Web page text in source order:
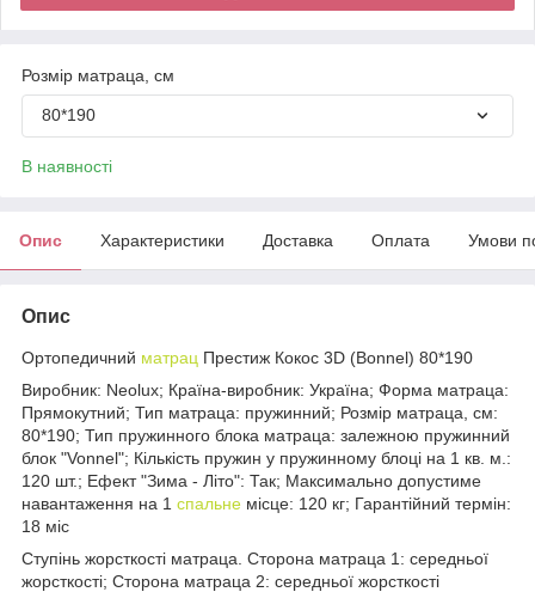
Розмір матраца, см
80*190
В наявності
Опис Характеристики Доставка Оплата Умови
Опис
Ортопедичний матрац Престиж Кокос 3D (Bonnel) 80*190
Виробник: Neolux; Країна-виробник: Україна; Форма матраца:
Прямокутний; Тип матраца: пружинний; Розмір матраца, см:
80*190; Тип пружинного блока матраца: залежною пружинний
блок "Vonnel"; Кількість пружин у пружинному блоці на 1 кв. м.:
120 шт.; Ефект "Зима - Літо": Так; Максимально допустиме
навантаження на 1 спальне місце: 120 кг; Гарантійний термін:
18 міс
Ступінь жорсткості матраца. Сторона матраца 1: середньої
жорсткості; Сторона матраца 2: середньої жорсткості